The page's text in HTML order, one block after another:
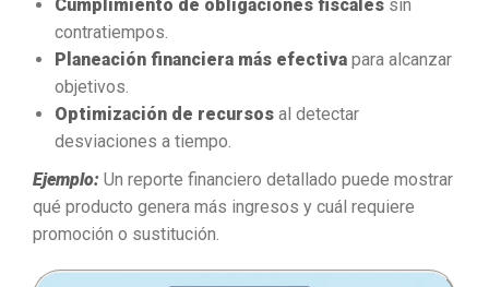
Cumplimiento de obligaciones fiscales sin
contratiempos.
Planeación financiera más efectiva para alcanzar
objetivos.
Optimización de recursos al detectar
desviaciones a tiempo.
Ejemplo: Un reporte financiero detallado puede mostrar
qué producto genera más ingresos y cuál requiere
promoción o sustitución.